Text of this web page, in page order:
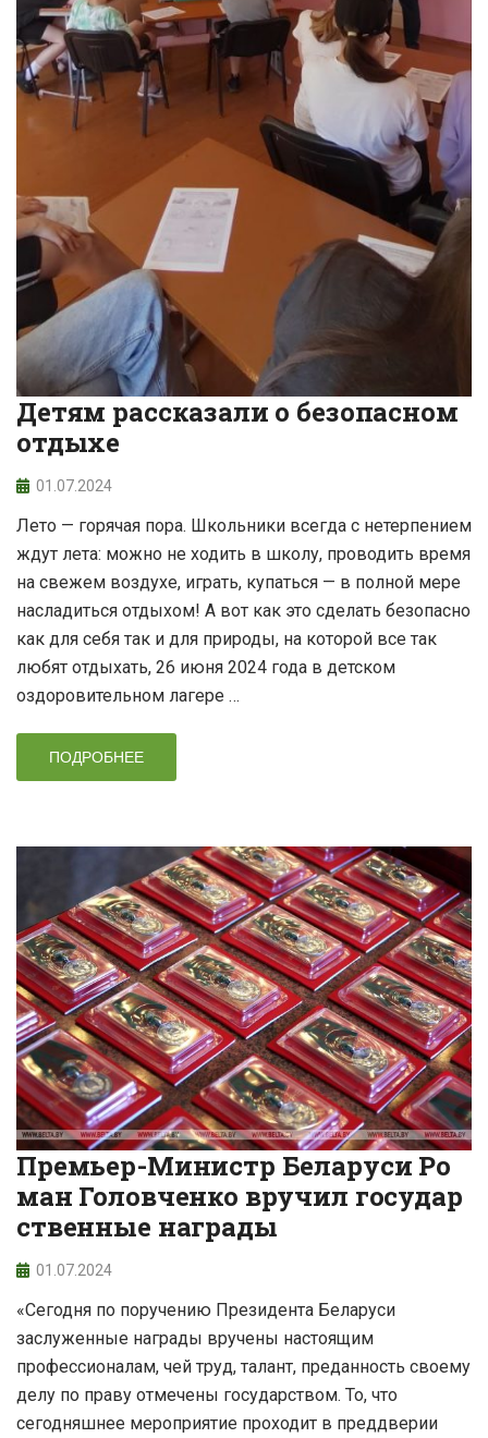
Детям рассказали о безопасном
отдыхе
01.07.2024
Лето — горячая пора. Школьники всегда с нетерпением
ждут лета: можно не ходить в школу, проводить время
на свежем воздухе, играть, купаться — в полной мере
насладиться отдыхом! А вот как это сделать безопасно
как для себя так и для природы, на которой все так
любят отдыхать, 26 июня 2024 года в детском
оздоровительном лагере …
ПОДРОБНЕЕ
Премьер-Министр Беларуси Ро
ман Головченко вручил государ
ственные награды
01.07.2024
«Сегодня по поручению Президента Беларуси
заслуженные награды вручены настоящим
профессионалам, чей труд, талант, преданность своему
делу по праву отмечены государством. То, что
сегодняшнее мероприятие проходит в преддверии